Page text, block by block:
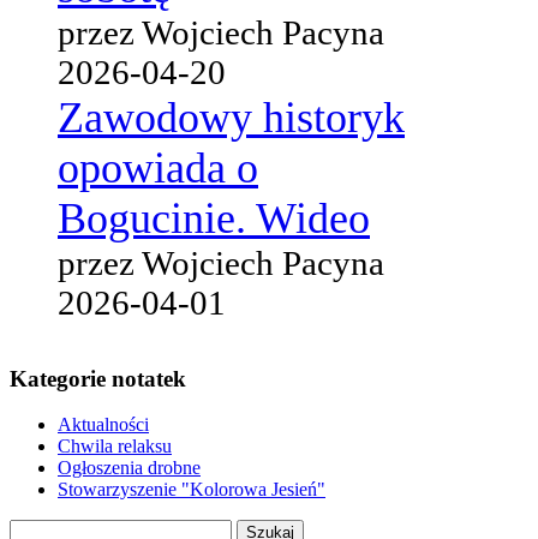
przez Wojciech Pacyna
2026-04-20
Zawodowy historyk
opowiada o
Bogucinie. Wideo
przez Wojciech Pacyna
2026-04-01
Kategorie notatek
Aktualności
Chwila relaksu
Ogłoszenia drobne
Stowarzyszenie "Kolorowa Jesień"